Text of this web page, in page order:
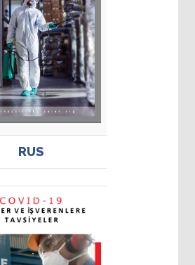
RUS